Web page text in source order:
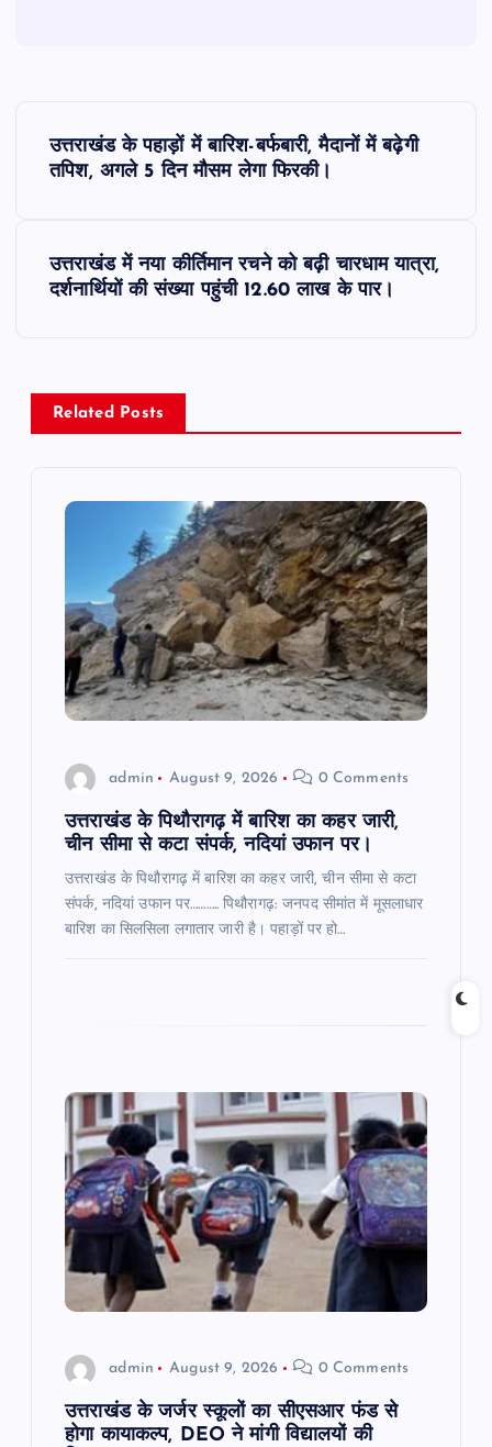
a
उत्तराखंड के पहाड़ों में बारिश-बर्फबारी, मैदानों में बढ़ेगी
तपिश, अगले 5 दिन मौसम लेगा फिरकी।
उत्तराखंड में नया कीर्तिमान रचने को बढ़ी चारधाम यात्रा,
दर्शनार्थियों की संख्या पहुंची 12.60 लाख के पार।
Related Posts
admin August 9, 2026 0 Comments
उत्तराखंड के पिथौरागढ़ में बारिश का कहर जारी,
चीन सीमा से कटा संपर्क, नदियां उफान पर।
उत्तराखंड के पिथौरागढ़ में बारिश का कहर जारी, चीन सीमा से कटा
संपर्क, नदियां उफान पर……….. पिथौरागढ़: जनपद सीमांत में मूसलाधार
बारिश का सिलसिला लगातार जारी है। पहाड़ों पर हो…
admin August 9, 2026 0 Comments
उत्तराखंड के जर्जर स्कूलों का सीएसआर फंड से
होगा कायाकल्प, DEO ने मांगी विद्यालयों की